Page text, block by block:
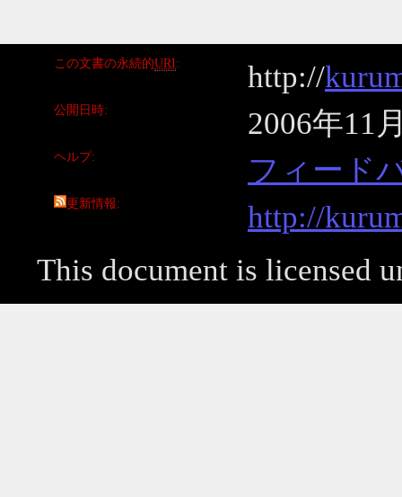
この文書の永続的URI http://
公開日時 2006年11
ヘルプ フィード
更新情報
http://
This document is licensed